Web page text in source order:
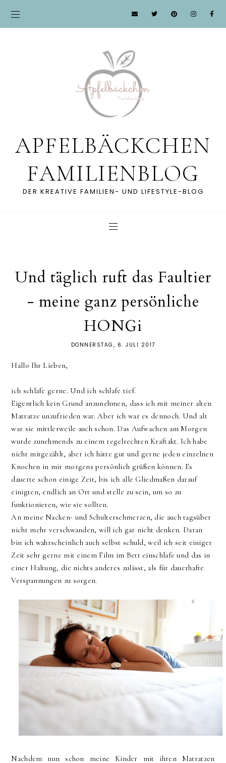
APFELBÄCKCHEN
FAMILIENBLOG
DER KREATIVE FAMILIEN- UND LIFESTYLE-BLOG
Und täglich ruft das Faultier
- meine ganz persönliche
HONGi
DONNERSTAG, 6. JULI 2017
Hallo Ihr Lieben,
ich schlafe gerne. Und ich schlafe tief.
Eigentlich kein Grund anzunehmen, dass ich mit meiner alten
Matratze unzufrieden war. Aber ich war es dennoch. Und alt
war sie mittlerweile auch schon. Das Aufwachen am Morgen
wurde zunehmends zu einem regelrechten Kraftakt. Ich habe
nicht mitgezählt, aber ich hätte gut und gerne jeden einzelnen
Knochen in mir morgens persönlich grüßen können. Es
dauerte schon einige Zeit, bis ich alle Gliedmaßen darauf
einigten, endlich an Ort und stelle zu sein, um so zu
funktionieren, wie sie sollten.
An meine Nacken- und Schulterschmerzen, die auch tagsüber
nicht mehr verschwanden, will ich gar nicht denken. Daran
bin ich wahrscheinlich auch selbst schuld, weil ich seit einiger
Zeit sehr gerne mit einem Film im Bett einschlafe und das in
einer Haltung, die nichts anderes zulässt, als für dauerhafte
Verspannungen zu sorgen.
Nachdem nun schon meine Kinder mit ihren Matratzen